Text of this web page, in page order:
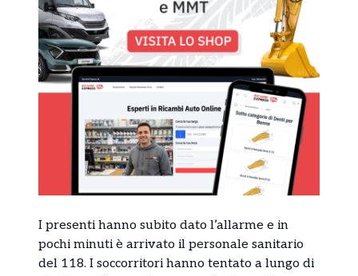
I presenti hanno subito dato l’allarme e in
pochi minuti è arrivato il personale sanitario
del 118. I soccorritori hanno tentato a lungo di